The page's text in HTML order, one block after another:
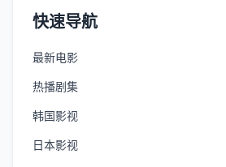
快速导航
最新电影
热播剧集
韩国影视
日本影视